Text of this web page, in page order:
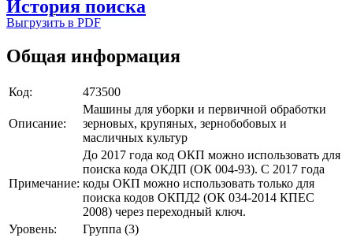
История поиска
Выгрузить в PDF
Общая информация
Код: 473500
Описание:
Машины для уборки и первичной обработки
зерновых, крупяных, зернобобовых и
масличных культур
Примечание:
До 2017 года код ОКП можно использовать для
поиска кода ОКДП (ОК 004-93). C 2017 года
коды ОКП можно использовать только для
поиска кодов ОКПД2 (ОК 034-2014 КПЕС
2008) через переходный ключ.
Уровень:
Группа (3)